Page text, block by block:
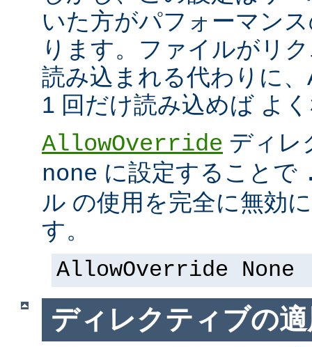
いた方がパフォーマン
ります。ファイルがリ
読み込まれる代わりに
1 回だけ読み込めば よ
AllowOverride ディレ
none に設定することで
ル の使用を完全に無効
す。
AllowOverride None
ディレクティブの